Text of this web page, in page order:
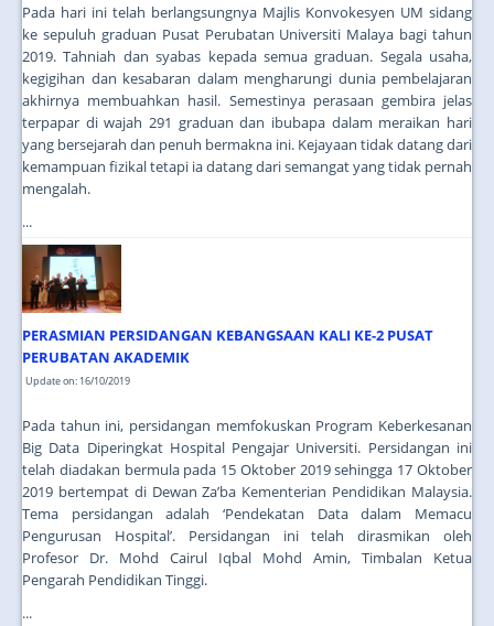
Pada hari ini telah berlangsungnya Majlis Konvokesyen UM sidang
ke sepuluh graduan Pusat Perubatan Universiti Malaya bagi tahun
2019. Tahniah dan syabas kepada semua graduan. Segala usaha,
kegigihan dan kesabaran dalam mengharungi dunia pembelajaran
akhirnya membuahkan hasil. Semestinya perasaan gembira jelas
terpapar di wajah 291 graduan dan ibubapa dalam meraikan hari
yang bersejarah dan penuh bermakna ini. Kejayaan tidak datang dari
kemampuan fizikal tetapi ia datang dari semangat yang tidak pernah
mengalah.
...
PERASMIAN PERSIDANGAN KEBANGSAAN KALI KE-2 PUSAT
PERUBATAN AKADEMIK
Update on: 16/10/2019
Pada tahun ini, persidangan memfokuskan Program Keberkesanan
Big Data Diperingkat Hospital Pengajar Universiti. Persidangan ini
telah diadakan bermula pada 15 Oktober 2019 sehingga 17 Oktober
2019 bertempat di Dewan Za’ba Kementerian Pendidikan Malaysia.
Tema persidangan adalah ‘Pendekatan Data dalam Memacu
Pengurusan Hospital’. Persidangan ini telah dirasmikan oleh
Profesor Dr. Mohd Cairul Iqbal Mohd Amin, Timbalan Ketua
Pengarah Pendidikan Tinggi.
...